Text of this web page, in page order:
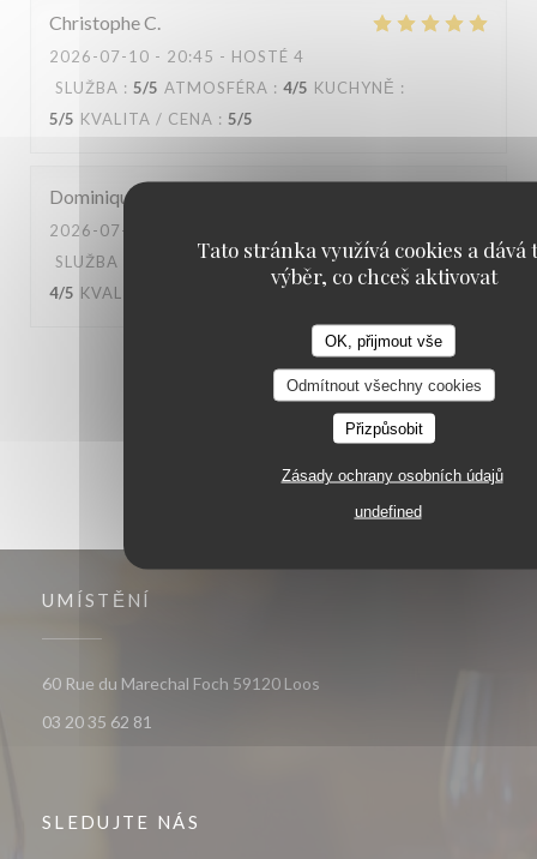
Tato stránka využívá cookies a dává
výběr, co chceš aktivovat
OK, přijmout vše
Odmítnout všechny cookies
Přizpůsobit
Zásady ochrany osobních údajů
undefined
ChristopheC
2026-07-10 - 20:45 - HOSTÉ 4
SLUŽBA : 5/5 ATMOSFÉRA : 4/5 KUCHYNĚ :
5/5 KVALITA / CENA : 5/5
Dominique
2026-07-04
SLUŽBA
ATMOSFÉRA: 4/5 KUCHYNĚ :
4/5 KVALITA / CENA
3
UMÍSTĚNÍ
60 Rue du Marechal Foch 59120 Loos
03 20 35 62 81
SLEDUJTE NÁS